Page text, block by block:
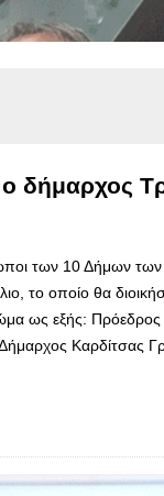
δήμαρχος
των 10 Δήμων των
το οποίο θα
ως εξής:
Καρδίτσας